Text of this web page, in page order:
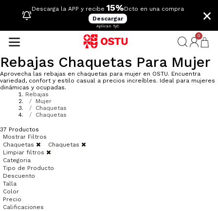
Descarga la APP y recibe 15%Dcto en una compra
Descargar
Aplican TyC
×
0
Rebajas Chaquetas Para Mujer
Aprovecha las rebajas en chaquetas para mujer en OSTU. Encuentra
variedad, confort y estilo casual a precios increíbles. Ideal para mujeres
dinámicas y ocupadas.
Rebajas
Mujer
Chaquetas
Chaquetas
37 Productos
Mostrar Filtros
Chaquetas
Chaquetas
Limpiar filtros
Categoria
Tipo de Producto
Descuento
Talla
Color
Precio
Calificaciones